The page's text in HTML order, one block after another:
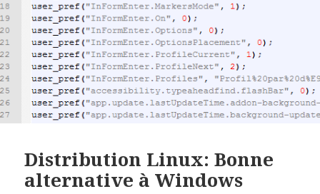
Distribution Linux: Bonne
alternative à Windows